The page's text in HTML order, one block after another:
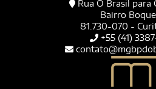
Rua O Brasil para
Bairro
81.730-070 -
+55 (41)